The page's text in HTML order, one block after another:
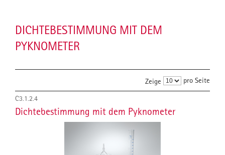
DICHTEBESTIMMUNG MIT DEM
PYKNOMETER
Zeige pro Seite
C3.1.2.4
Dichtebestimmung mit dem Pyknometer